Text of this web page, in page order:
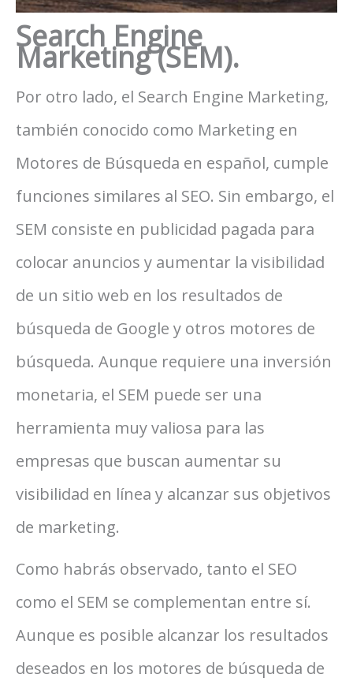
Search Engine
Marketing (SEM).
Por otro lado, el Search Engine Marketing,
también conocido como Marketing en
Motores de Búsqueda en español, cumple
funciones similares al SEO. Sin embargo, el
SEM consiste en publicidad pagada para
colocar anuncios y aumentar la visibilidad
de un sitio web en los resultados de
búsqueda de Google y otros motores de
búsqueda. Aunque requiere una inversión
monetaria, el SEM puede ser una
herramienta muy valiosa para las
empresas que buscan aumentar su
visibilidad en línea y alcanzar sus objetivos
de marketing.
Como habrás observado, tanto el SEO
como el SEM se complementan entre sí.
Aunque es posible alcanzar los resultados
deseados en los motores de búsqueda de